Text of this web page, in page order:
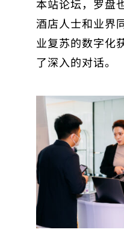
本站论坛，罗盘
酒店人士和业界
业复苏的数字化
了深入的对话。